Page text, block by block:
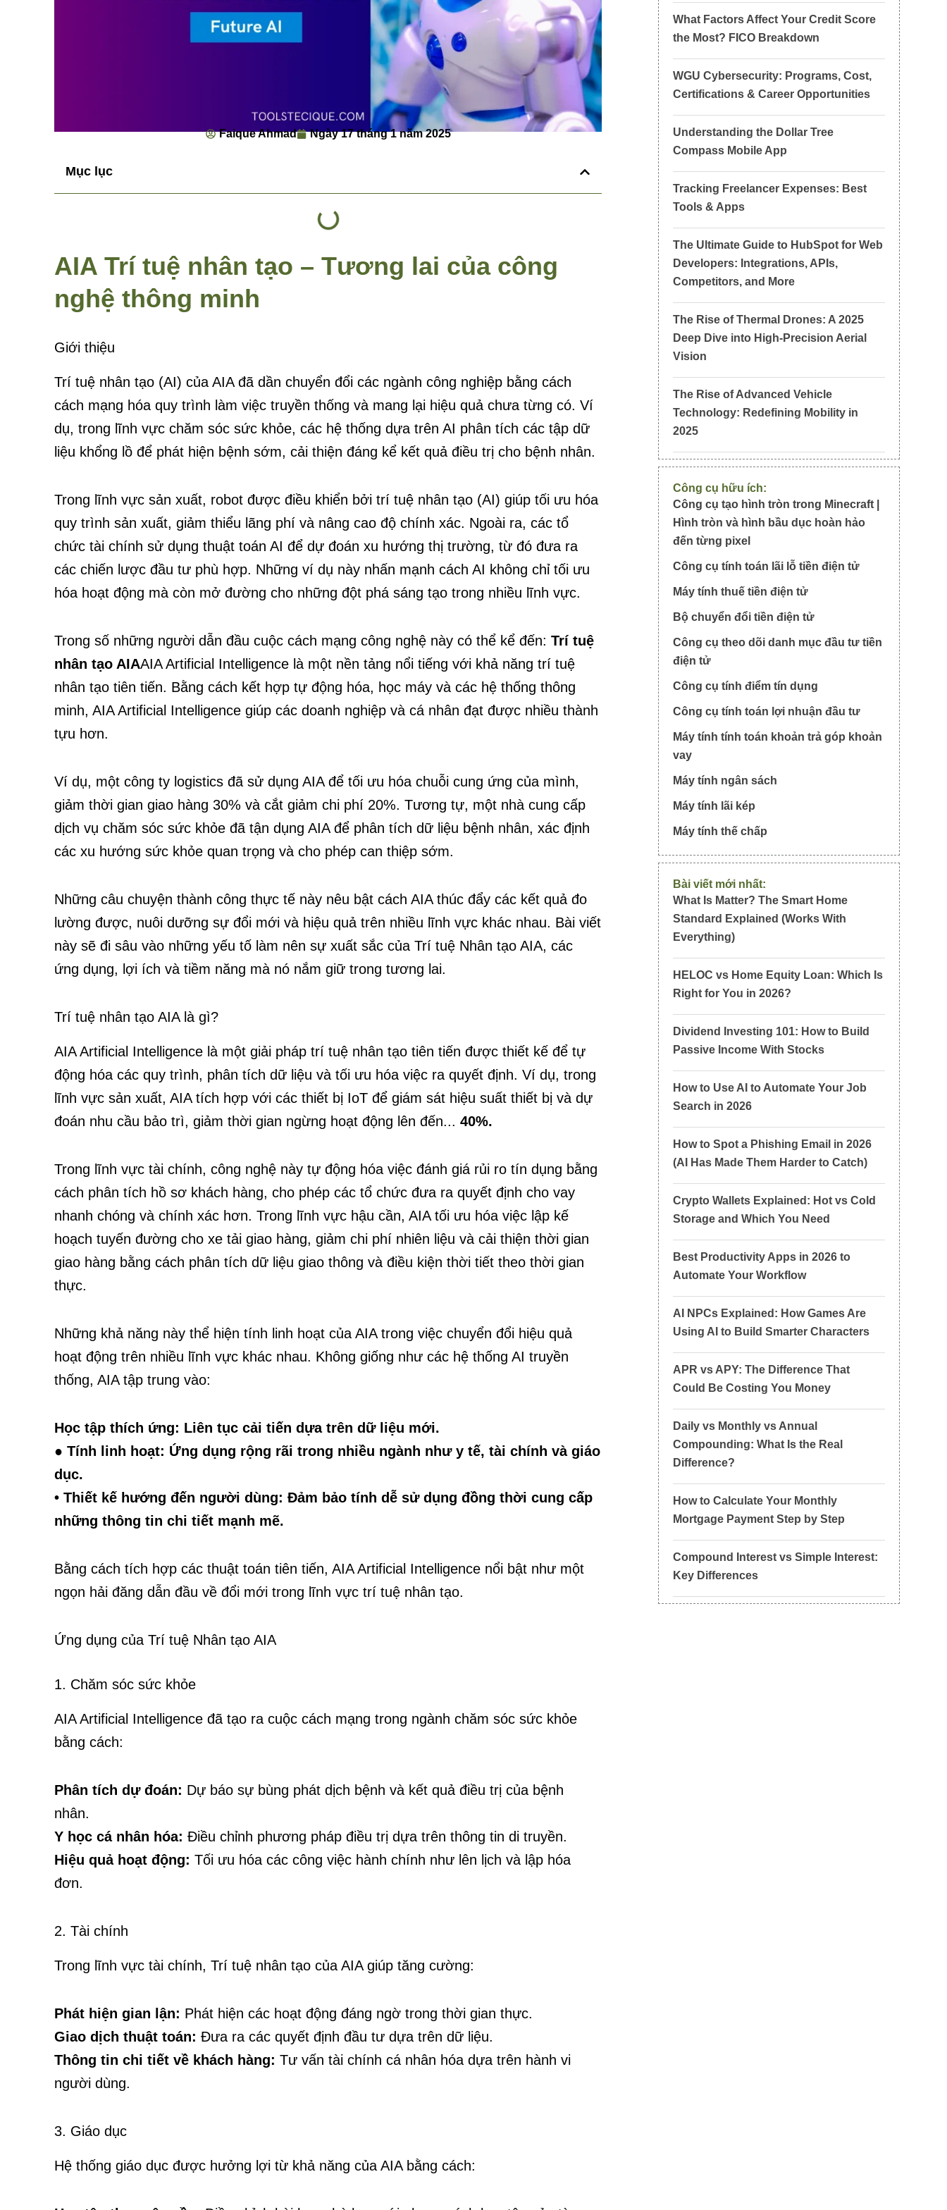
Faique Ahmad Ngày 17 tháng 1 năm 2025
Mục lục
AIA Trí tuệ nhân tạo – Tương lai của công
nghệ thông minh
Giới thiệu
Trí tuệ nhân tạo (AI) của AIA đã dần chuyển đổi các ngành công nghiệp bằng cách
cách mạng hóa quy trình làm việc truyền thống và mang lại hiệu quả chưa từng có. Ví
dụ, trong lĩnh vực chăm sóc sức khỏe, các hệ thống dựa trên AI phân tích các tập dữ
liệu khổng lồ để phát hiện bệnh sớm, cải thiện đáng kể kết quả điều trị cho bệnh nhân.
Trong lĩnh vực sản xuất, robot được điều khiển bởi trí tuệ nhân tạo (AI) giúp tối ưu hóa
quy trình sản xuất, giảm thiểu lãng phí và nâng cao độ chính xác. Ngoài ra, các tổ
chức tài chính sử dụng thuật toán AI để dự đoán xu hướng thị trường, từ đó đưa ra
các chiến lược đầu tư phù hợp. Những ví dụ này nhấn mạnh cách AI không chỉ tối ưu
hóa hoạt động mà còn mở đường cho những đột phá sáng tạo trong nhiều lĩnh vực.
Trong số những người dẫn đầu cuộc cách mạng công nghệ này có thể kể đến:Trí tuệ
nhân tạo AIAAIA Artificial Intelligence là một nền tảng nổi tiếng với khả năng trí tuệ
nhân tạo tiên tiến. Bằng cách kết hợp tự động hóa, học máy và các hệ thống thông
minh, AIA Artificial Intelligence giúp các doanh nghiệp và cá nhân đạt được nhiều thành
tựu hơn.
Ví dụ, một công ty logistics đã sử dụng AIA để tối ưu hóa chuỗi cung ứng của mình,
giảm thời gian giao hàng 30% và cắt giảm chi phí 20%. Tương tự, một nhà cung cấp
dịch vụ chăm sóc sức khỏe đã tận dụng AIA để phân tích dữ liệu bệnh nhân, xác định
các xu hướng sức khỏe quan trọng và cho phép can thiệp sớm.
Những câu chuyện thành công thực tế này nêu bật cách AIA thúc đẩy các kết quả đo
lường được, nuôi dưỡng sự đổi mới và hiệu quả trên nhiều lĩnh vực khác nhau. Bài viết
này sẽ đi sâu vào những yếu tố làm nên sự xuất sắc của Trí tuệ Nhân tạo AIA, các
ứng dụng, lợi ích và tiềm năng mà nó nắm giữ trong tương lai.
Trí tuệ nhân tạo AIA là gì?
AIA Artificial Intelligence là một giải pháp trí tuệ nhân tạo tiên tiến được thiết kế để tự
động hóa các quy trình, phân tích dữ liệu và tối ưu hóa việc ra quyết định. Ví dụ, trong
lĩnh vực sản xuất, AIA tích hợp với các thiết bị IoT để giám sát hiệu suất thiết bị và dự
đoán nhu cầu bảo trì, giảm thời gian ngừng hoạt động lên đến...40%.
Trong lĩnh vực tài chính, công nghệ này tự động hóa việc đánh giá rủi ro tín dụng bằng
cách phân tích hồ sơ khách hàng, cho phép các tổ chức đưa ra quyết định cho vay
nhanh chóng và chính xác hơn. Trong lĩnh vực hậu cần, AIA tối ưu hóa việc lập kế
hoạch tuyến đường cho xe tải giao hàng, giảm chi phí nhiên liệu và cải thiện thời gian
giao hàng bằng cách phân tích dữ liệu giao thông và điều kiện thời tiết theo thời gian
thực.
Những khả năng này thể hiện tính linh hoạt của AIA trong việc chuyển đổi hiệu quả
hoạt động trên nhiều lĩnh vực khác nhau. Không giống như các hệ thống AI truyền
thống, AIA tập trung vào:
Học tập thích ứng: Liên tục cải tiến dựa trên dữ liệu mới.
● Tính linh hoạt: Ứng dụng rộng rãi trong nhiều ngành như y tế, tài chính và giáo
dục.
• Thiết kế hướng đến người dùng: Đảm bảo tính dễ sử dụng đồng thời cung cấp
những thông tin chi tiết mạnh mẽ.
Bằng cách tích hợp các thuật toán tiên tiến, AIA Artificial Intelligence nổi bật như một
ngọn hải đăng dẫn đầu về đổi mới trong lĩnh vực trí tuệ nhân tạo.
Ứng dụng của Trí tuệ Nhân tạo AIA
1. Chăm sóc sức khỏe
AIA Artificial Intelligence đã tạo ra cuộc cách mạng trong ngành chăm sóc sức khỏe
bằng cách:
Phân tích dự đoán: Dự báo sự bùng phát dịch bệnh và kết quả điều trị của bệnh
nhân.
Y học cá nhân hóa: Điều chỉnh phương pháp điều trị dựa trên thông tin di truyền.
Hiệu quả hoạt động: Tối ưu hóa các công việc hành chính như lên lịch và lập hóa
đơn.
2. Tài chính
Trong lĩnh vực tài chính, Trí tuệ nhân tạo của AIA giúp tăng cường:
Phát hiện gian lận: Phát hiện các hoạt động đáng ngờ trong thời gian thực.
Giao dịch thuật toán: Đưa ra các quyết định đầu tư dựa trên dữ liệu.
Thông tin chi tiết về khách hàng: Tư vấn tài chính cá nhân hóa dựa trên hành vi
người dùng.
3. Giáo dục
Hệ thống giáo dục được hưởng lợi từ khả năng của AIA bằng cách:
What Factors Affect Your Credit Score
the Most? FICO Breakdown
WGU Cybersecurity: Programs, Cost,
Certifications & Career Opportunities
Understanding the Dollar Tree
Compass Mobile App
Tracking Freelancer Expenses: Best
Tools & Apps
The Ultimate Guide to HubSpot for Web
Developers: Integrations, APIs,
Competitors, and More
The Rise of Thermal Drones: A 2025
Deep Dive into High-Precision Aerial
Vision
The Rise of Advanced Vehicle
Technology: Redefining Mobility in
2025
Công cụ hữu ích:
Công cụ tạo hình tròn trong Minecraft |
Hình tròn và hình bầu dục hoàn hảo
đến từng pixel
Công cụ tính toán lãi lỗ tiền điện tử
Máy tính thuế tiền điện tử
Bộ chuyển đổi tiền điện tử
Công cụ theo dõi danh mục đầu tư tiền
điện tử
Công cụ tính điểm tín dụng
Công cụ tính toán lợi nhuận đầu tư
Máy tính tính toán khoản trả góp khoản
vay
Máy tính ngân sách
Máy tính lãi kép
Máy tính thế chấp
Bài viết mới nhất:
What Is Matter? The Smart Home
Standard Explained (Works With
Everything)
HELOC vs Home Equity Loan: Which Is
Right for You in 2026?
Dividend Investing 101: How to Build
Passive Income With Stocks
How to Use AI to Automate Your Job
Search in 2026
How to Spot a Phishing Email in 2026
(AI Has Made Them Harder to Catch)
Crypto Wallets Explained: Hot vs Cold
Storage and Which You Need
Best Productivity Apps in 2026 to
Automate Your Workflow
AI NPCs Explained: How Games Are
Using AI to Build Smarter Characters
APR vs APY: The Difference That
Could Be Costing You Money
Daily vs Monthly vs Annual
Compounding: What Is the Real
Difference?
How to Calculate Your Monthly
Mortgage Payment Step by Step
Compound Interest vs Simple Interest:
Key Differences